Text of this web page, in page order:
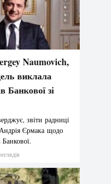
Naumovich,
виклала
Банкової зі
звіти радниці
Єрмака щодо